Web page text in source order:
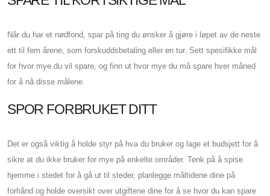
Når du har et nødfond, spar på ting du ønsker å gjøre i løpet av de neste
ett til fem årene, som forskuddsbetaling eller en tur. Sett spesifikke mål
for hvor mye du vil spare, og finn ut hvor mye du må spare hver måned
for å nå disse målene.
SPOR FORBRUKET DITT
Det er også viktig å holde styr på hva du bruker og lage et budsjett for å
sikre at du ikke bruker for mye på enkelte områder. Tenk på å spise
hjemme i stedet for å gå ut til steder, planlegge måltidene dine på
forhånd og holde oversikt over utgiftene dine for å se hvor du kan spare